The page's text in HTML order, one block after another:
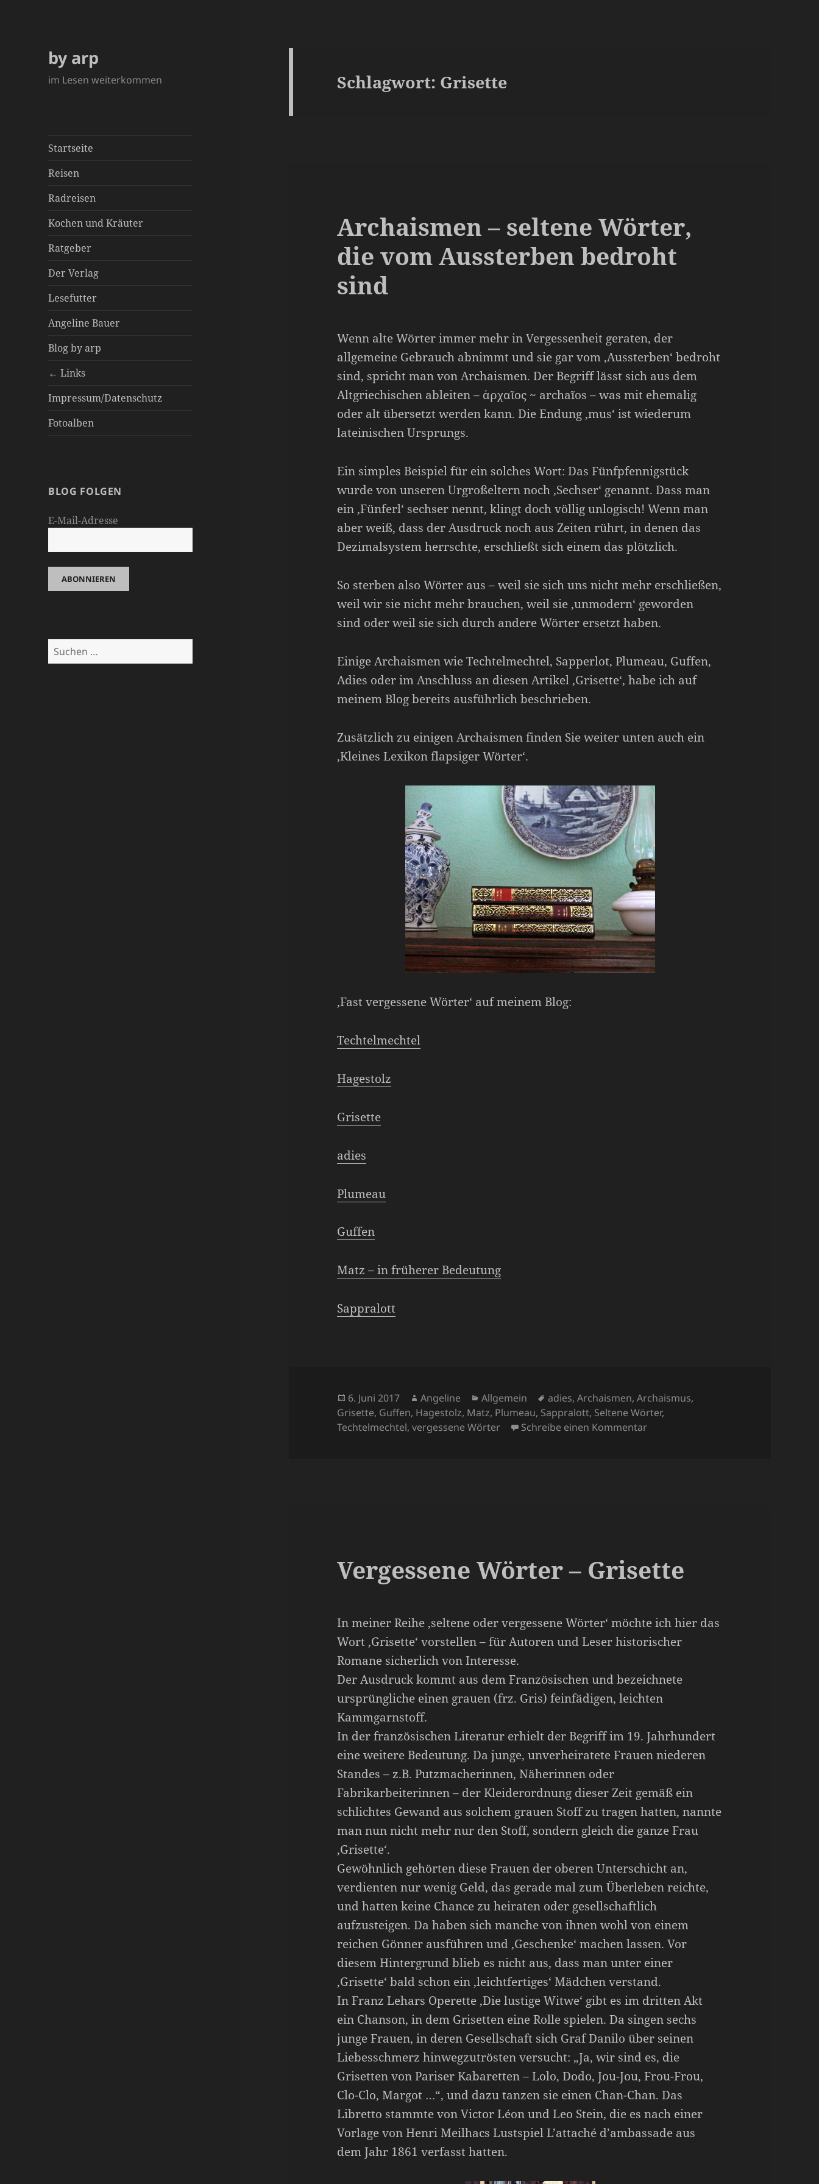
by arp
im Lesen weiterkommen
Startseite
Reisen
Radreisen
Kochen und Kräuter
Ratgeber
Der Verlag
Lesefutter
Angeline Bauer
Blog by arp
← Links
Impressum/Datenschutz
Fotoalben
BLOG FOLGEN
E-Mail-Adresse
Suchen
nach:
Schlagwort: Grisette
Archaismen – seltene Wörter,
die vom Aussterben bedroht
sind
Wenn alte Wörter immer mehr in Vergessenheit geraten, der
allgemeine Gebrauch abnimmt und sie gar vom ‚Aussterben‘ bedroht
sind, spricht man von Archaismen. Der Begriff lässt sich aus dem
Altgriechischen ableiten – ἀρχαῖος ~ archaĩos – was mit ehemalig
oder alt übersetzt werden kann. Die Endung ‚mus‘ ist wiederum
lateinischen Ursprungs.
Ein simples Beispiel für ein solches Wort: Das Fünfpfennigstück
wurde von unseren Urgroßeltern noch ‚Sechser‘ genannt. Dass man
ein ‚Fünferl‘ sechser nennt, klingt doch völlig unlogisch! Wenn man
aber weiß, dass der Ausdruck noch aus Zeiten rührt, in denen das
Dezimalsystem herrschte, erschließt sich einem das plötzlich.
So sterben also Wörter aus – weil sie sich uns nicht mehr erschließen,
weil wir sie nicht mehr brauchen, weil sie ‚unmodern‘ geworden
sind oder weil sie sich durch andere Wörter ersetzt haben.
Einige Archaismen wie Techtelmechtel, Sapperlot, Plumeau, Guffen,
Adies oder im Anschluss an diesen Artikel ‚Grisette‘, habe ich auf
meinem Blog bereits ausführlich beschrieben.
Zusätzlich zu einigen Archaismen finden Sie weiter unten auch ein
‚Kleines Lexikon flapsiger Wörter‘.
‚Fast vergessene Wörter‘ auf meinem Blog:
Techtelmechtel
Hagestolz
Grisette
adies
Plumeau
Guffen
Matz – in früherer Bedeutung
Sappralott
Veröffentlicht
am
6. Juni 2017 Autor
Angeline Kategorien
Allgemein Schlagwörter
adies,Archaismen,Archaismus,
Grisette, Guffen, Hagestolz, Matz, Plumeau, Sappralott, Seltene Wörter,
Techtelmechtel,vergessene Wörter Schreibe einen Kommentarzu Archaismen – seltene Wörter, die
Vergessene Wörter – Grisette
In meiner Reihe ‚seltene oder vergessene Wörter‘ möchte ich hier das
Wort ‚Grisette‘ vorstellen – für Autoren und Leser historischer
Romane sicherlich von Interesse.
Der Ausdruck kommt aus dem Französischen und bezeichnete
ursprüngliche einen grauen (frz. Gris) feinfädigen, leichten
Kammgarnstoff.
In der französischen Literatur erhielt der Begriff im 19. Jahrhundert
eine weitere Bedeutung. Da junge, unverheiratete Frauen niederen
Standes – z.B. Putzmacherinnen, Näherinnen oder
Fabrikarbeiterinnen – der Kleiderordnung dieser Zeit gemäß ein
schlichtes Gewand aus solchem grauen Stoff zu tragen hatten, nannte
man nun nicht mehr nur den Stoff, sondern gleich die ganze Frau
‚Grisette‘.
Gewöhnlich gehörten diese Frauen der oberen Unterschicht an,
verdienten nur wenig Geld, das gerade mal zum Überleben reichte,
und hatten keine Chance zu heiraten oder gesellschaftlich
aufzusteigen. Da haben sich manche von ihnen wohl von einem
reichen Gönner ausführen und ‚Geschenke‘ machen lassen. Vor
diesem Hintergrund blieb es nicht aus, dass man unter einer
‚Grisette‘ bald schon ein ‚leichtfertiges‘ Mädchen verstand.
In Franz Lehars Operette ‚Die lustige Witwe‘ gibt es im dritten Akt
ein Chanson, in dem Grisetten eine Rolle spielen. Da singen sechs
junge Frauen, in deren Gesellschaft sich Graf Danilo über seinen
Liebesschmerz hinwegzutrösten versucht: „Ja, wir sind es, die
Grisetten von Pariser Kabaretten – Lolo, Dodo, Jou-Jou, Frou-Frou,
Clo-Clo, Margot …“, und dazu tanzen sie einen Chan-Chan. Das
Libretto stammte von Victor Léon und Leo Stein, die es nach einer
Vorlage von Henri Meilhacs Lustspiel L’attaché d’ambassade aus
dem Jahr 1861 verfasst hatten.